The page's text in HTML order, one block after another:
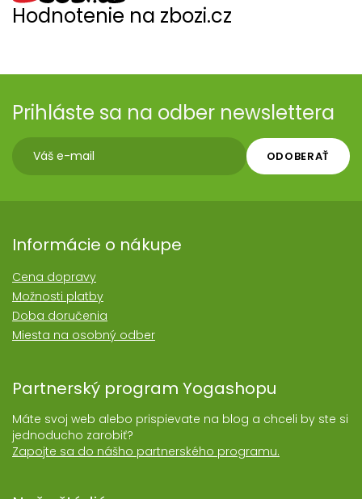
Hodnotenie na zbozi.cz
Prihláste sa na odber newslettera
ODOBERAŤ
Informácie o nákupe
Cena dopravy
Možnosti platby
Doba doručenia
Miesta na osobný odber
Partnerský program Yogashopu
Máte svoj web alebo prispievate na blog a chceli by ste si
jednoducho zarobiť?
Zapojte sa do nášho partnerského programu.